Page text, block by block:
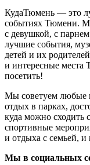
КудаТюмень — это
событиях Тюмени.
с девушкой, с
лучшие события,
детей и их
и интересные места
посетить!
Мы советуем любые
отдых в парках,
куда можно сходить
спортивные
и отдыха с семьей, и
Мы в социальных